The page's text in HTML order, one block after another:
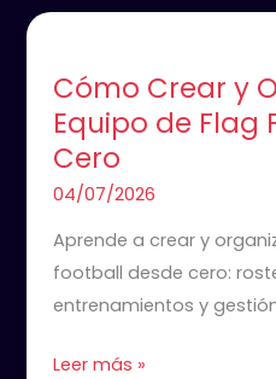
Cómo Crear y
Equipo de Flag
Cero
04/07/2026
Aprende a crear y
football desde cero:
entrenamientos y
y
Organizar
un
Equipo
Flag
Cero
Leer más »